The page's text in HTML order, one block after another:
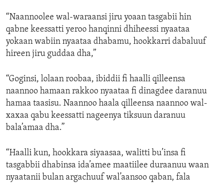
“Naannoolee wal-waraansi jiru yoaan tasgabii hin
qabne keessatti yeroo hanqinni dhiheessi nyaataa
yokaan wabiin nyaataa dhabamu, hookkarri dabaluuf
hireen jiru guddaa dha,”
“Goginsi, lolaan roobaa, ibiddii fi haalli qilleensa
naannoo hamaan rakkoo nyaataa fi dinagdee daranuu
hamaa taasisu. Naannoo haala qilleensa naannoo wal-
xaxaa qabu keessatti nageenya tiksuun daranuu
bala’amaa dha.”
“Haalli kun, hookkara siyaasaa, walitti bu’insa fi
tasgabbii dhabinsa ida’amee maatiilee duraanuu waan
nyaatanii bulan argachuuf wal’aansoo qaban, fala